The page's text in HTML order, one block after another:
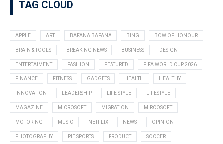
TAG CLOUD
APPLE ART BAFANA BAFANA BING BOW OF HONOUR
BRAIN & TOOLS BREAKING NEWS BUSINESS DESIGN
ENTERTAIMENT FASHION FEATURED FIFA WORLD CUP 2026
FINANCE FITNESS GADGETS HEALTH HEALTHY
INNOVATION LEADERSHIP LIFE STYLE LIFESTYLE
MAGAZINE MICROSOFT MIGRATION MIRCOSOFT
MOTORING MUSIC NETFLIX NEWS OPINION
PHOTOGRAPHY PIE SPORTS PRODUCT SOCCER